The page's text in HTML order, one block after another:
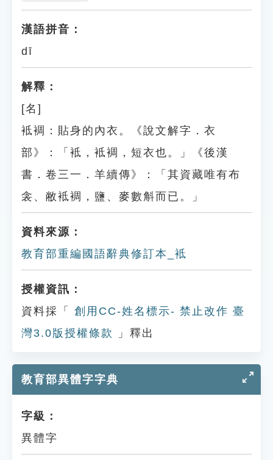
漢語拼音：
dī
解釋：
[名]
袛裯：貼身的內衣。《說文解字．衣
部》：「袛，袛裯，短衣也。」《後漢
書．卷三一．羊續傳》：「其資藏唯有布
衾、敝袛裯，鹽、麥數斛而已。」
資料來源：
教育部重編國語辭典修訂本_袛
授權資訊：
資料採「
創用CC-姓名標示- 禁止改作 臺
灣3.0版授權條款
」釋出
教育部異體字字典
字級：
異體字